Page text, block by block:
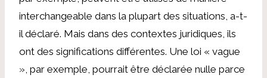
interchangeable dans la plupart des situations, a-t-
il déclaré. Mais dans des contextes juridiques, ils
ont des significations différentes. Une loi « vague
», par exemple, pourrait être déclarée nulle parce